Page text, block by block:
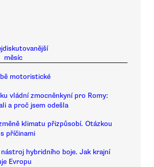
měsíc
motoristické
vládní zmocněnkyní pro Romy:
a proč jsem odešla
klimatu přizpůsobí. Otázkou
příčinami
hybridního boje. Jak krajní
Evropu